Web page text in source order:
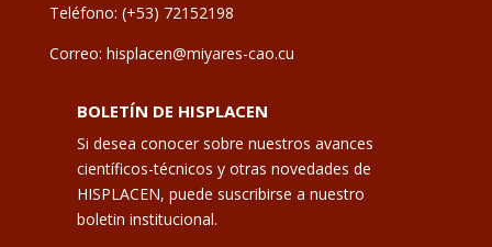
Teléfono: (+53) 72152198
Correo: hisplacen@miyares-cao.cu
BOLETÍN DE HISPLACEN
Si desea conocer sobre nuestros avances
científicos-técnicos y otras novedades de
HISPLACEN, puede suscribirse a nuestro
boletin institucional.